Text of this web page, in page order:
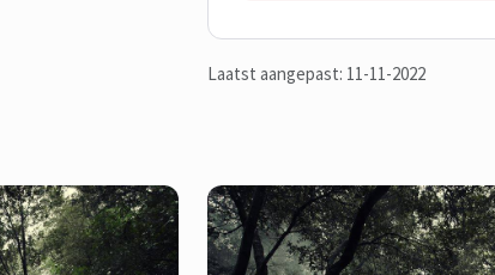
Laatst aangepast: 11-11-2022